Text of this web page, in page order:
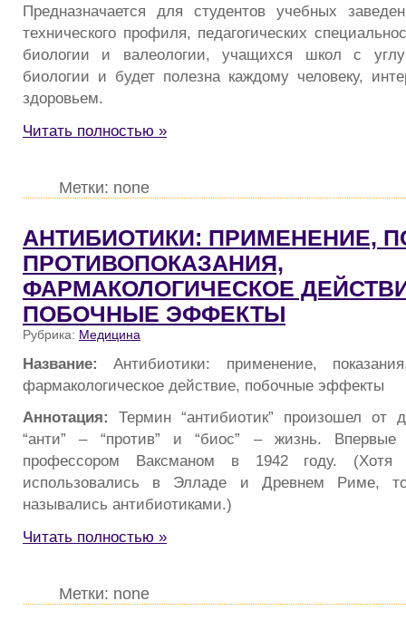
Предназначается для студентов учебных
технического профиля, педагогических
биологии и валеологии, учащихся школ с
биологии и будет полезна каждому человеку,
здоровьем.
Читать полностью »
Метки: none
АНТИБИОТИКИ: ПРИМЕНЕНИЕ,
ПРОТИВОПОКАЗАНИЯ,
ФАРМАКОЛОГИЧЕСКОЕ
ПОБОЧНЫЕ ЭФФЕКТЫ
Рубрика: Медицина
Название:Антибиотики: применение,
фармакологическое действие, побочные эффекты
Аннотация: Термин “антибиотик” произошел от
“анти” – “против” и “биос” – жизнь.
профессором Ваксманом в 1942 году. (Хотя
использовались в Элладе и Древнем Риме,
назывались антибиотиками.)
Читать полностью »
Метки: none